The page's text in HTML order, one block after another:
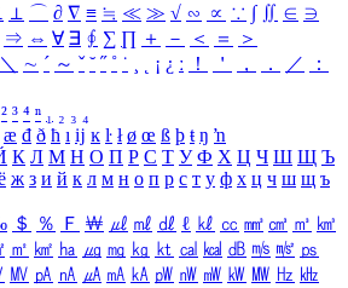
⊥ ⌒ ∂ ∇ ≡ ≒ ≪ ≫ √ ∽ ∝ ∵ ∫ ∬ ∈ ∋
⇒ ⇔ ∀ ∃ ∮ ∑ ∏ ＋ － ＜ ＝
＞
＼ ∼ ´ ～ ˇ ˘ ˝ ˚ ˙ ¸ ¡ ¿ ː ！ ＇ ， ． ／
：
² ³ ⁴ ⁿ ₁ ₂ ₃ ₄
æ đ ð ħ ı ĳ ĸ ŀ ł ø œ ß þ ŧ ŋ ŉ
К Л М Н О П Р С Т У Ф Х Ц Ч Ш Щ Ъ
ж з и й к л м н о п р с т у ф х ц ч ш щ ъ
＄ ％ Ｆ ￦ ㎕ ㎖ ㎗ ℓ ㎘ ㏄ ㎣ ㎤ ㎥ ㎦
㎡ ㎢ ㏊ ㎍ ㎎ ㎏ ㏏ ㎈ ㎉ ㏈ ㎧ ㎨ ㎰
㎹ ㎀ ㎁ ㎂ ㎃ ㎄ ㎺ ㎻ ㎽ ㎾ ㎿ ㎐ ㎑